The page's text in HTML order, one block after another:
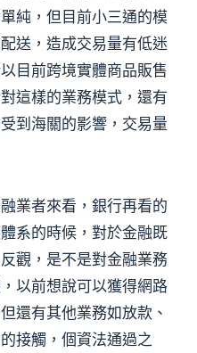
純，但目前小三通的模
送，造成交易量有低迷
目前跨境實體商品販售
這樣的業務模式，還有
到海關的影響，交易量
者來看，銀行再看的
系的時候，對於金融既
觀，是不是對金融業務
以前想說可以獲得網路
還有其他業務如放款、
接觸，個資法通過之